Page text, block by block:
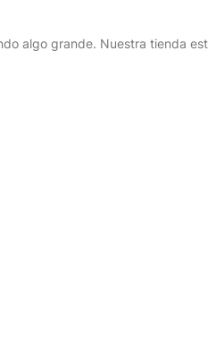
algo grande. Nuestra tienda